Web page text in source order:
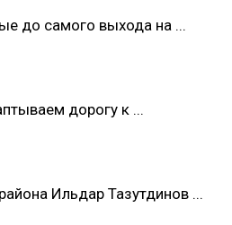
до самого выхода на ...
дорогу к ...
Ильдар Тазутдинов ...